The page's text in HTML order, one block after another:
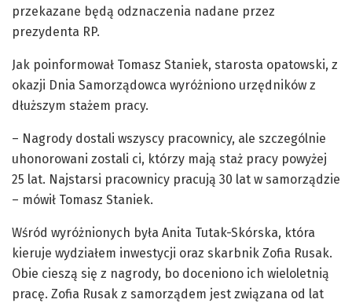
przekazane będą odznaczenia nadane przez
prezydenta RP.
Jak poinformował Tomasz Staniek, starosta opatowski, z
okazji Dnia Samorządowca wyróżniono urzędników z
dłuższym stażem pracy.
– Nagrody dostali wszyscy pracownicy, ale szczególnie
uhonorowani zostali ci, którzy mają staż pracy powyżej
25 lat. Najstarsi pracownicy pracują 30 lat w samorządzie
– mówił Tomasz Staniek.
Wśród wyróżnionych była Anita Tutak-Skórska, która
kieruje wydziałem inwestycji oraz skarbnik Zofia Rusak.
Obie cieszą się z nagrody, bo doceniono ich wieloletnią
pracę. Zofia Rusak z samorządem jest związana od lat